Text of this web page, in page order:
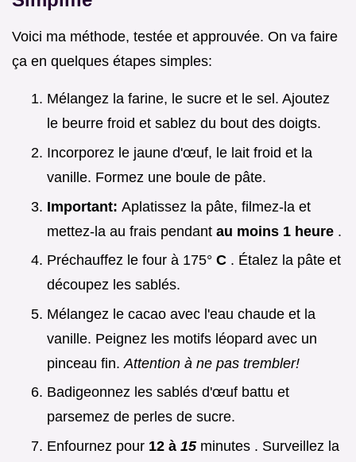
Voici ma méthode, testée et approuvée. On va faire
ça en quelques étapes simples:
Mélangez la farine, le sucre et le sel. Ajoutez
le beurre froid et sablez du bout des doigts.
Incorporez le jaune d'œuf, le lait froid et la
vanille. Formez une boule de pâte.
Important: Aplatissez la pâte, filmez-la et
mettez-la au frais pendant au moins 1 heure .
Préchauffez le four à 175° C . Étalez la pâte et
découpez les sablés.
Mélangez le cacao avec l'eau chaude et la
vanille. Peignez les motifs léopard avec un
pinceau fin. Attention à ne pas trembler!
Badigeonnez les sablés d'œuf battu et
parsemez de perles de sucre.
Enfournez pour 12 à 15 minutes . Surveillez la